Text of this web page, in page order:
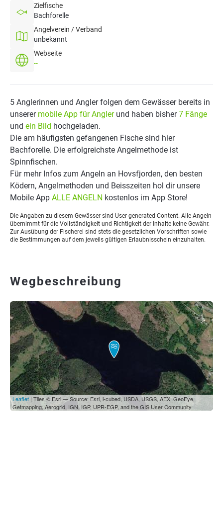
Zielfische
Bachforelle
Angelverein / Verband
unbekannt
Webseite
--
5 Anglerinnen und Angler folgen dem Gewässer bereits in
unserer mobile App für Anglerund haben bisher7 Fänge
und ein Bild hochgeladen.
Die am häufigsten gefangenen Fische sind hier
Bachforelle. Die erfolgreichste Angelmethode ist
Spinnfischen.
Für mehr Infos zum Angeln an Hovsfjorden, den besten
Ködern, Angelmethoden und Beisszeiten hol dir unsere
Mobile App ALLE ANGELN kostenlos im App Store!
Die Angaben zu diesem Gewässer sind User generated Content. Alle Angeln
übernimmt für die Vollständigkeit und Richtigkeit der Inhalte keine Gewähr.
Zur Ausübung der Fischerei sind stets die gesetzlichen Vorschriften sowie
die Bestimmungen auf dem jeweils gültigen Erlaubnisschein einzuhalten.
Wegbeschreibung
Leaflet | Tiles © Esri — Source: Esri, i-cubed, USDA, USGS, AEX, GeoEye,
Getmapping, Aerogrid, IGN, IGP, UPR-EGP, and the GIS User Community